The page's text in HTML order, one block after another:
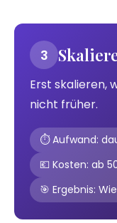
3
Erst skalieren,
nicht früher.
⏱️ Aufwand:
💶 Kosten: ab
🎯 Ergebnis: